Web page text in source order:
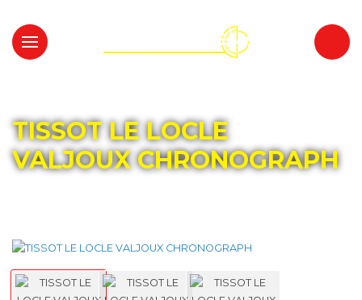
TISSOT LE LOCLE
VALJOUX CHRONOGRAPH